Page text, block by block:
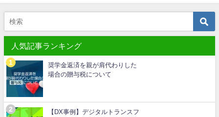
人気記事ランキング
奨学金返済を親が肩代わりした
場合の贈与税について
【DX事例】デジタルトランスフ